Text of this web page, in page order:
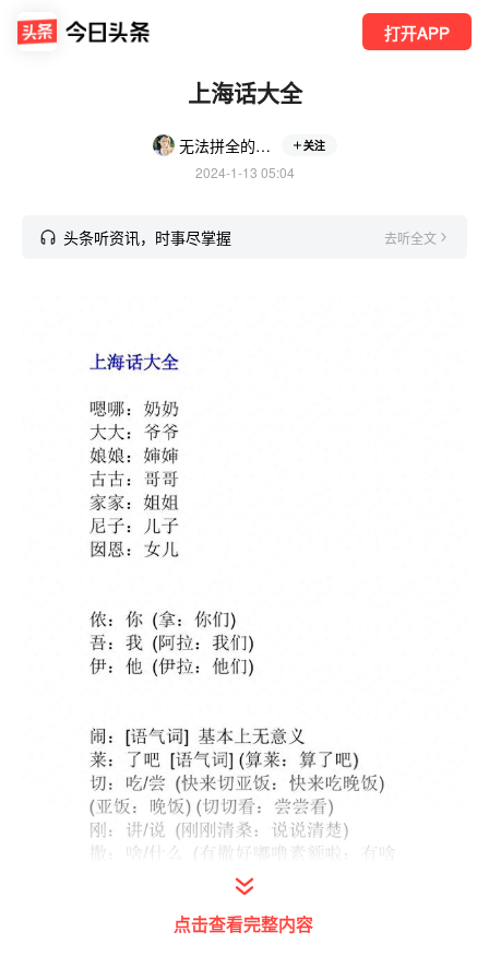
打开APP
上海话大全
无法拼全的记忆 关注
2024-1-13 05:04
头条听资讯，时事尽掌握 去听全文
点击查看完整内容